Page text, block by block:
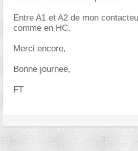
Entre A1 et A2 de mon
comme en HC.
Merci encore,
Bonne journee,
FT